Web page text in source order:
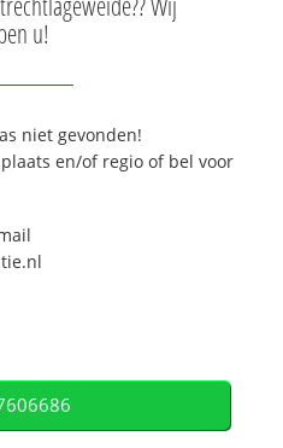
u!
niet gevonden!
en/of regio of bel voor